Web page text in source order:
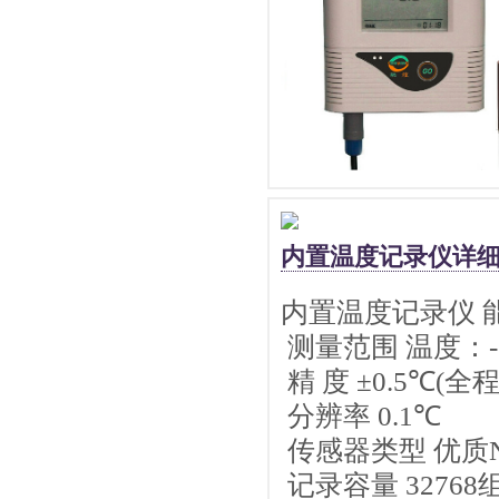
内置温度记录仪详
内置温度记录仪
测量范围 温度：
精 度 ±0.5℃(全程
分辨率 0.1 ℃
传感器类型 优质
记录容量 32768